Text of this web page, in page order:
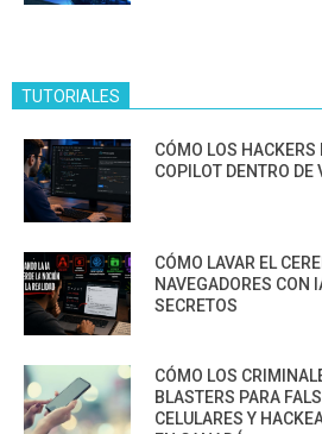
TUTORIALES
CÓMO LOS
COPILOT DENTRO DE
CÓMO LAVAR EL
NAVEGADORES CON
SECRETOS
CÓMO LOS
BLASTERS PARA
CELULARES Y